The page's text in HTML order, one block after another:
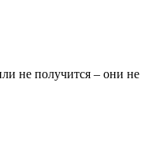
не получится – они не